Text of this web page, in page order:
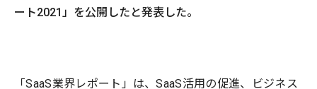
ート2021」を公開したと発表した。
「SaaS業界レポート」は、SaaS活用の促進、ビジネス